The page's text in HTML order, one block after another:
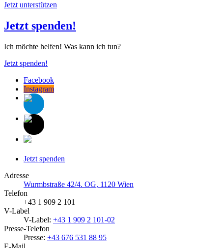
Jetzt unterstützen
Jetzt spenden!
Ich möchte helfen! Was kann ich tun?
Jetzt spenden!
Facebook
Instagram
Jetzt spenden
Adresse
Wurmbstraße 42/4. OG, 1120 Wien
Telefon
+43 1 909 2 101
V-Label
V-Label: +43 1 909 2 101-02
Presse-Telefon
Presse: +43 676 531 88 95
E-Mail